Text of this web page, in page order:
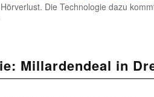
Die Technologie dazu
Millardendeal in